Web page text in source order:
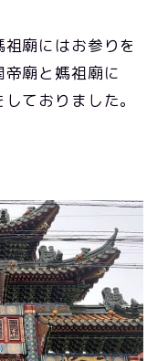
廟にはお参りを
廟と媽祖廟に
ておりました。